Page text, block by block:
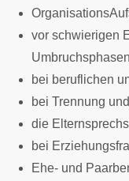
vor schwierigen
Umbruchsphasen
bei beruflichen
bei Trennung
die
bei
Ehe- und